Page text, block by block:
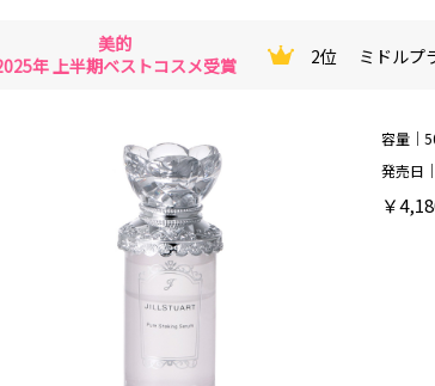
美的
年 上半期ベストコスメ受賞
2位 ミドルプ
容量｜
発売日
￥